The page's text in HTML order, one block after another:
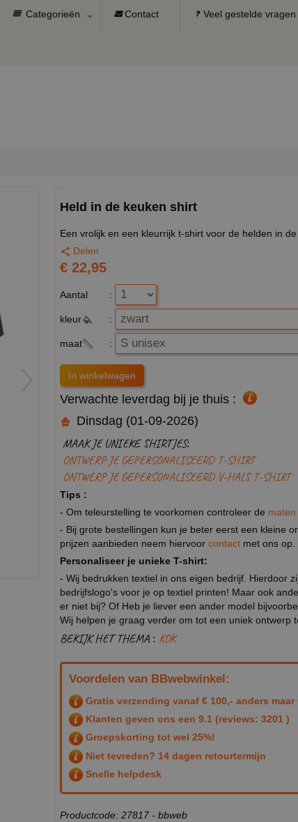
Categorieën Contact Veel gestelde vragen
Held in de keuken shirt
Een vrolijk en een kleurrijk t-shirt voor de helden in
Delen
€ 22,95
Aantal :
kleur :
maat :
Verwachte leverdag bij je thuis :
Dinsdag (01-09-2026)
MAAK JE UNIEKE SHIRTJES:
ONTWERP JE GEPERSONALISEERD T-SHIRT
ONTWERP JE GEPERSONALISEERD V-HALS T-SHIRT
Tips :
- Om teleurstelling te voorkomen controleer de
- Bij grote bestellingen kun je beter eerst een kleine
prijzen aanbieden neem hiervoor contact met ons op.
Personaliseer je unieke T-shirt:
- Wij bedrukken textiel in ons eigen bedrijf. Hierdoor
bedrijfslogo's voor je op textiel printen! Maar ook
er niet bij? Of Heb je liever een ander model
Wij helpen je graag verder om tot een uniek ontwerp
BEKIJK HET THEMA : KOK
Voordelen van BBwebwinkel:
Gratis verzending vanaf € 100,- anders maar
Klanten geven ons een 9.1 (reviews: 3201 )
Groepskorting tot wel 25%!
Niet tevreden? 14 dagen retourtermijn
Snelle helpdesk
Productcode: 27817 - bbweb